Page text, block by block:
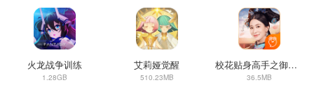
火龙战争训练
1.28GB
艾莉娅觉醒
510.23MB
校花贴身高手之御姐萝莉
36.5MB